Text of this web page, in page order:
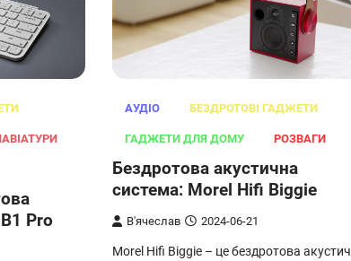
Pro
АУДІО БЕЗДРОТОВІ ГАДЖЕТИ
ГАДЖЕТИ ДЛЯ ДОМУ РОЗВАГИ
Бездротова акустична
система: Morel Hifi Biggie
В'ячеслав 2024-06-21
Morel Hifi Biggie – це бездротова